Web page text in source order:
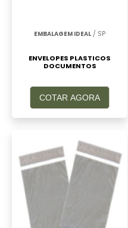
EMBALAGEM IDEAL / SP
ENVELOPES PLASTICOS
DOCUMENTOS
COTAR AGORA